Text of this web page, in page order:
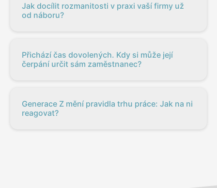
Jak docílit rozmanitosti v praxi vaší firmy už
od náboru?
Přichází čas dovolených. Kdy si může její
čerpání určit sám zaměstnanec?
Generace Z mění pravidla trhu práce: Jak na ni
reagovat?